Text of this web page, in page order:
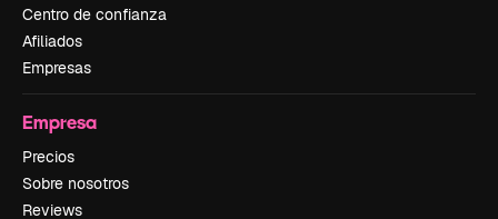
Centro de confianza
Afiliados
Empresas
Empresa
Precios
Sobre nosotros
Reviews